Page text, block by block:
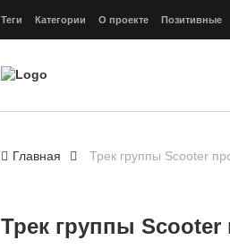
Теги Категории О проекте Позитивные
Главная Трек группы Scooter
Трек группы Scooter